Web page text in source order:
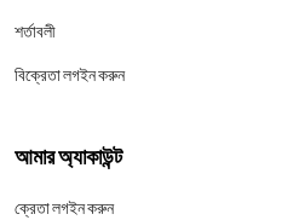
শর্তাবলী
বিক্রেতা লগইন করুন
আমার অ্যাকাউন্ট
ক্রেতা লগইন করুন